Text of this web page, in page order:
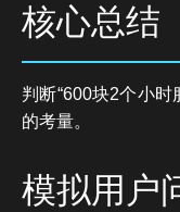
核心总结
判断“600块2个小
的考量。
模拟用户